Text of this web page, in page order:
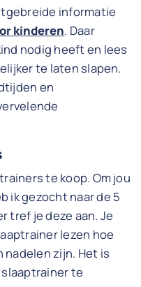
informatie
kinderen. Daar
nodig heeft en lees
te laten slapen.
en
te koop. Om jou
ik gezocht naar de 5
tref je deze aan. Je
lezen hoe
nadelen zijn. Het is
slaaptrainer te